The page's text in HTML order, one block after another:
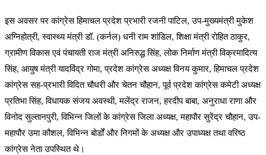
इस अवसर पर कांग्रेस हिमाचल प्रदेश प्रभारी रजनी पाटिल, उप-मुख्यमंत्री मुकेश
अग्निहोत्री, स्वास्थ्य मंत्री डॉ. (कर्नल) धनी राम शांडिल, शिक्षा मंत्री रोहित ठाकुर,
ग्रामीण विकास एवं पंचायती राज मंत्री अनिरुद्ध सिंह, लोक निर्माण मंत्री विक्रमादित्य
सिंह, आयुष मंत्री यादविंद्र गोमा, प्रदेश कांग्रेस अध्यक्ष विनय कुमार, हिमाचल प्रदेश
कांग्रेस सह-प्रभारी विदित चौधरी और चेतन चौहान, पूर्व प्रदेश कांग्रेस कमेटी अध्यक्ष
प्रतिभा सिंह, विधायक संजय अवस्थी, मलेंद्र राजन, हरदीप बाबा, अनुराधा राणा और
विनोद सुल्तानपुरी, विभिन्न जिलों के कांग्रेस जिला अध्यक्ष, महापौर सुरेंद्र चौहान, उप-
महापौर उमा कौशल, विभिन्न बोर्डों और निगमों के अध्यक्ष और उपाध्यक्ष तथा वरिष्ठ
कांग्रेस नेता उपस्थित थे।